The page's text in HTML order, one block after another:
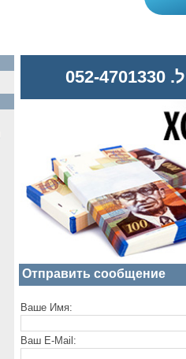
Отправить сообщение
Ваше Имя:
Ваш E-Mail: